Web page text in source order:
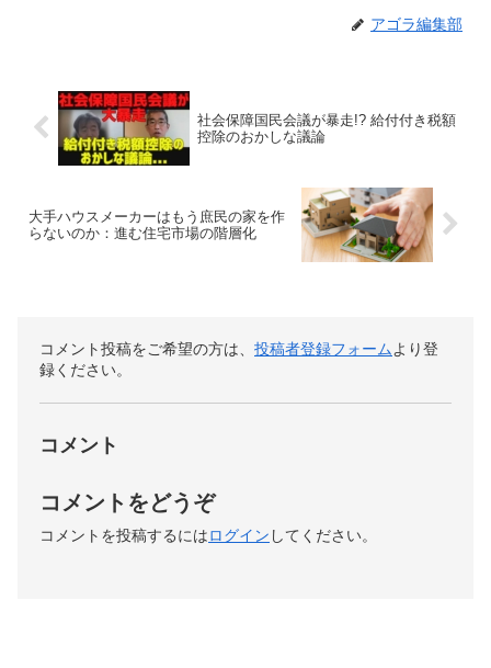
アゴラ編集部
社会保障国民会議が暴走!? 給付付き税額
控除のおかしな議論
大手ハウスメーカーはもう庶民の家を作
らないのか：進む住宅市場の階層化
コメント投稿をご希望の方は、 投稿者登録フォーム より登
録ください。
コメント
コメントをどうぞ
コメントを投稿するにはログイン してください。